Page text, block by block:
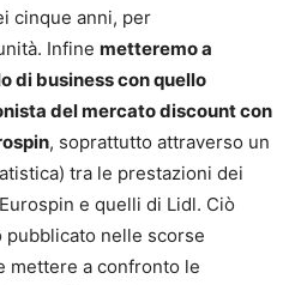
cinque anni, per
Infine metteremo a
di business con quello
del mercato discount con
, soprattutto attraverso un
tra le prestazioni dei
e quelli di Lidl. Ciò
nelle scorse
mettere a confronto le